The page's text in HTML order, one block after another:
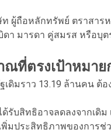
ผู้ถือหลักทรัพย์ ตราสาร
า มารดา คู่สมรส หรือบุต
ที่ตรงเป้าหมาย
ดิมราว 13.19 ล้านคน ต้อ
รับสิทธิอาจลดลงจากเดิม
มประสิทธิภาพของการช่